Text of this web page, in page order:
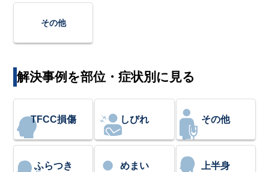
その他
解決事例を部位・症状別に見る
TFCC損傷 しびれ その他
ふらつき めまい 上半身